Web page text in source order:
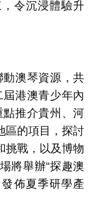
令沉浸體驗升
動澳琴資源，共
港澳青少年內
點推介貴州、河
區的項目，探討
挑戰，以及博物
將舉辦“探趣澳
佈夏季研學產